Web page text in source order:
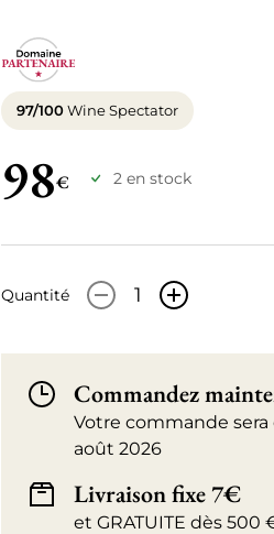
97/100Wine Spectator
98€ 2 en stock
Quantité - +
Commandez
Votre commande
août 2026
Livraison fixe 7€
et GRATUITE dès 500